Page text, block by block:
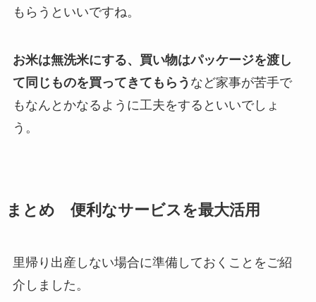
もらうといいですね。
お米は無洗米にする、買い物はパッケージを渡し
て同じものを買ってきてもらう など家事が苦手で
もなんとかなるように工夫をするといいでしょ
う。
まとめ 便利なサービスを最大活用
里帰り出産しない場合に準備しておくことをご紹
介しました。